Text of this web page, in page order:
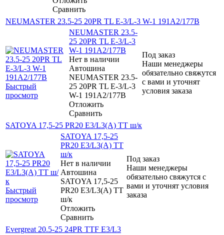
Сравнить
NEUMASTER 23.5-25 20PR TL E-3/L-3 W-1 191A2/177B
Быстрый
просмотр
NEUMASTER 23.5-
25 20PR TL E-3/L-3
W-1 191A2/177B
Нет в наличии
Автошина
NEUMASTER 23.5-
25 20PR TL E-3/L-3
W-1 191A2/177B
Отложить
Сравнить
Под заказ
Наши менеджеры
обязательно свяжутся
с вами и уточнят
условия заказа
SATOYA 17,5-25 PR20 E3/L3(A) TT ш/к
Быстрый
просмотр
SATOYA 17,5-25
PR20 E3/L3(A) TT
ш/к
Нет в наличии
Автошина
SATOYA 17,5-25
PR20 E3/L3(A) TT
ш/к
Отложить
Сравнить
Под заказ
Наши менеджеры
обязательно свяжутся с
вами и уточнят условия
заказа
Evergreat 20.5-25 24PR TTF E3/L3